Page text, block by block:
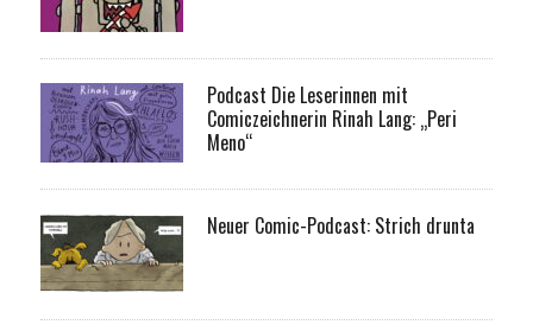
Podcast Die Leserinnen mit
Comiczeichnerin Rinah Lang: „Peri
Meno“
Neuer Comic-Podcast: Strich drunta